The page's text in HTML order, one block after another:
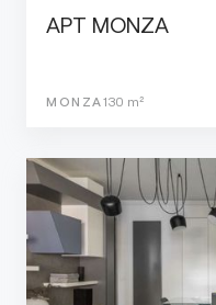
APT MONZA
MONZA 130 m²